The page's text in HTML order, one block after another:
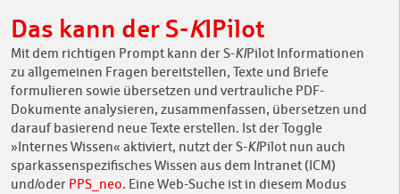
Das kann der S-KIPilot
Mit dem richtigen Prompt kann der S-KIPilot Informationen
zu allgemeinen Fragen bereitstellen, Texte und Briefe
formulieren sowie übersetzen und vertrauliche PDF-
Dokumente analysieren, zusammenfassen, übersetzen und
darauf basierend neue Texte erstellen. Ist der Toggle
»Internes Wissen« aktiviert, nutzt der S-KIPilot nun auch
sparkassenspezifisches Wissen aus dem Intranet (ICM)
und/oder PPS_neo. Eine Web-Suche ist in diesem Modus